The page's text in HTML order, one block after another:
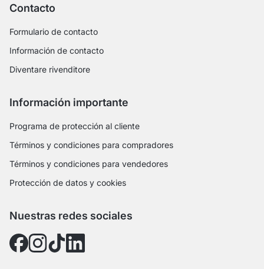
Contacto
Formulario de contacto
Información de contacto
Diventare rivenditore
Información importante
Programa de protección al cliente
Términos y condiciones para compradores
Términos y condiciones para vendedores
Protección de datos y cookies
Nuestras redes sociales